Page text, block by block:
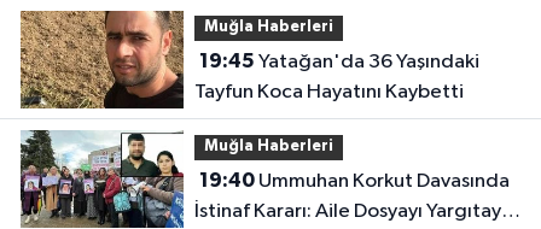
Muğla Haberleri
19:45
Tayfun Koca Hayatını Kaybetti
Muğla Haberleri
19:40Ummuhan Korkut Davasında
İstinaf Kararı: Aile Dosyayı Yargıtay’a